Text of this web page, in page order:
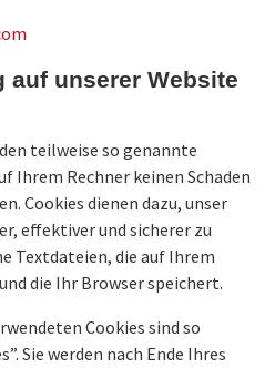
auf unserer Website
teilweise so genannte
Ihrem Rechner keinen Schaden
Cookies dienen dazu, unser
effektiver und sicherer zu
Textdateien, die auf Ihrem
die Ihr Browser speichert.
Cookies sind so
Sie werden nach Ende Ihres